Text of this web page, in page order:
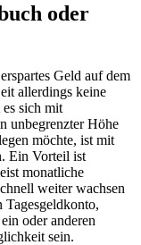
oder
Geld auf dem
allerdings keine
sich mit
unbegrenzter Höhe
möchte, ist mit
Ein Vorteil ist
monatliche
weiter wachsen
Tagesgeldkonto,
oder anderen
sein.